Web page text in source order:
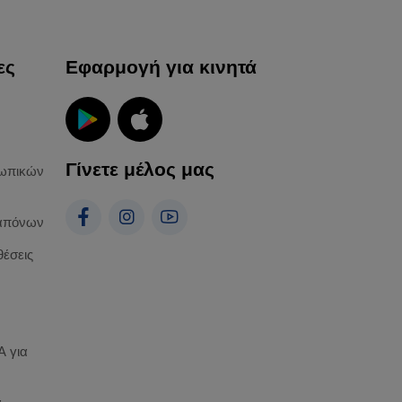
για
Εφαρμογή για κινητά
Γίνετε μέλος μας